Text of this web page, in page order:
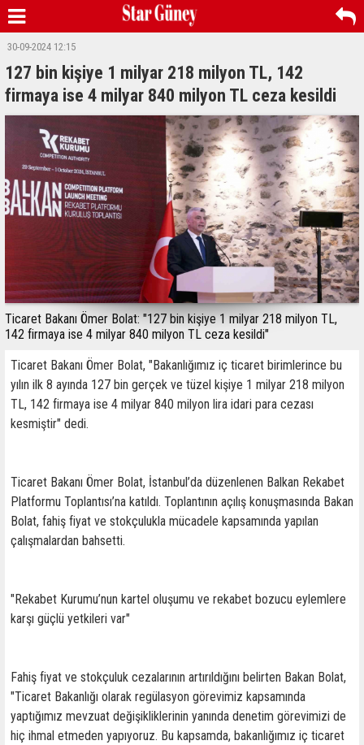
30-09-2024 12:15
127 bin kişiye 1 milyar 218 milyon TL, 142
firmaya ise 4 milyar 840 milyon TL ceza kesildi
Ticaret Bakanı Ömer Bolat: "127 bin kişiye 1 milyar 218 milyon TL,
142 firmaya ise 4 milyar 840 milyon TL ceza kesildi"
Ticaret Bakanı Ömer Bolat, "Bakanlığımız iç ticaret birimlerince bu
yılın ilk 8 ayında 127 bin gerçek ve tüzel kişiye 1 milyar 218 milyon
TL, 142 firmaya ise 4 milyar 840 milyon lira idari para cezası
kesmiştir" dedi.
Ticaret Bakanı Ömer Bolat, İstanbul’da düzenlenen Balkan Rekabet
Platformu Toplantısı’na katıldı. Toplantının açılış konuşmasında Bakan
Bolat, fahiş fiyat ve stokçulukla mücadele kapsamında yapılan
çalışmalardan bahsetti.
"Rekabet Kurumu’nun kartel oluşumu ve rekabet bozucu eylemlere
karşı güçlü yetkileri var"
Fahiş fiyat ve stokçuluk cezalarının artırıldığını belirten Bakan Bolat,
"Ticaret Bakanlığı olarak regülasyon görevimiz kapsamında
yaptığımız mevzuat değişikliklerinin yanında denetim görevimizi de
hiç ihmal etmeden yapıyoruz. Bu kapsamda, bakanlığımız iç ticaret